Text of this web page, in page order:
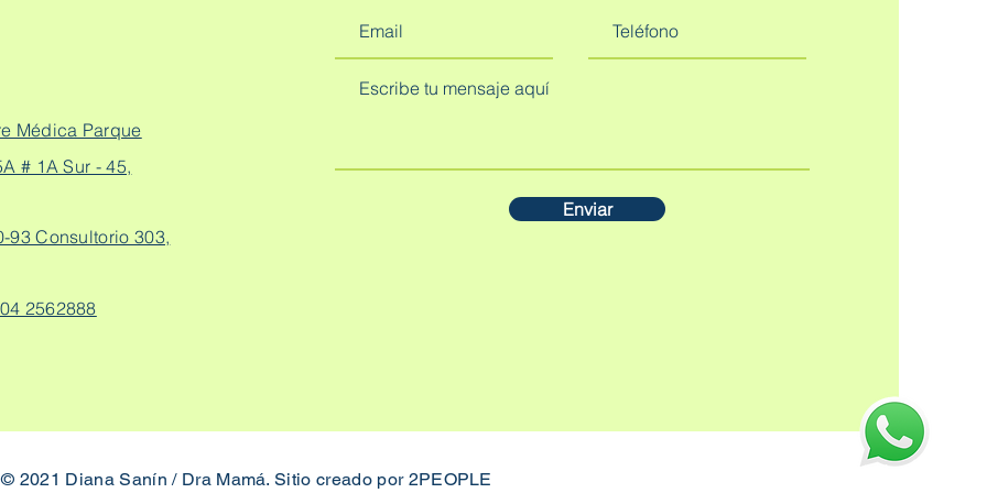
Médica Parque
# 1A Sur - 45,
93 Consultorio 303,
2562888
Enviar
© 2021 Diana Sanín / Dra Mamá. Sitio creado por 2PEOPLE